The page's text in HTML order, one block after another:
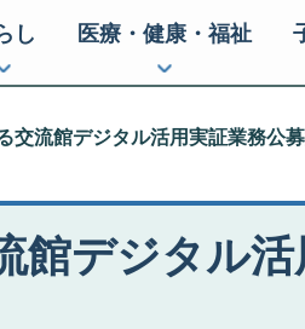
し 医療・健康・福祉
交流館デジタル活用実証業務公
館デジタル